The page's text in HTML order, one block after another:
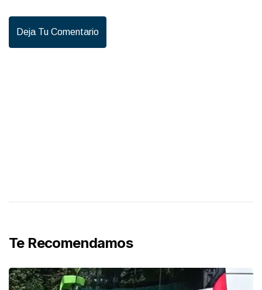
Deja Tu Comentario
Te Recomendamos